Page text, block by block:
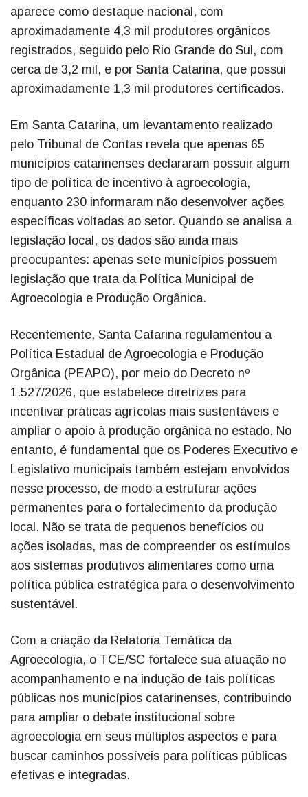
aparece como destaque nacional, com
aproximadamente 4,3 mil produtores orgânicos
registrados, seguido pelo Rio Grande do Sul, com
cerca de 3,2 mil, e por Santa Catarina, que possui
aproximadamente 1,3 mil produtores certificados.
Em Santa Catarina, um levantamento realizado
pelo Tribunal de Contas revela que apenas 65
municípios catarinenses declararam possuir algum
tipo de política de incentivo à agroecologia,
enquanto 230 informaram não desenvolver ações
específicas voltadas ao setor. Quando se analisa a
legislação local, os dados são ainda mais
preocupantes: apenas sete municípios possuem
legislação que trata da Política Municipal de
Agroecologia e Produção Orgânica.
Recentemente, Santa Catarina regulamentou a
Política Estadual de Agroecologia e Produção
Orgânica (PEAPO), por meio do Decreto nº
1.527/2026, que estabelece diretrizes para
incentivar práticas agrícolas mais sustentáveis e
ampliar o apoio à produção orgânica no estado. No
entanto, é fundamental que os Poderes Executivo e
Legislativo municipais também estejam envolvidos
nesse processo, de modo a estruturar ações
permanentes para o fortalecimento da produção
local. Não se trata de pequenos benefícios ou
ações isoladas, mas de compreender os estímulos
aos sistemas produtivos alimentares como uma
política pública estratégica para o desenvolvimento
sustentável.
Com a criação da Relatoria Temática da
Agroecologia, o TCE/SC fortalece sua atuação no
acompanhamento e na indução de tais políticas
públicas nos municípios catarinenses, contribuindo
para ampliar o debate institucional sobre
agroecologia em seus múltiplos aspectos e para
buscar caminhos possíveis para políticas públicas
efetivas e integradas.